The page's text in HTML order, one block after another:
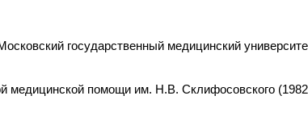
государственный медицинский
медицинской помощи им. Н.В. Склифосовского (1982